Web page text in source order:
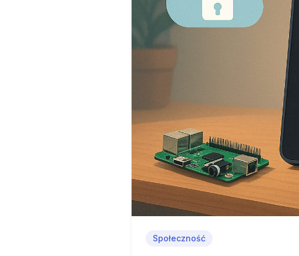
Społeczność